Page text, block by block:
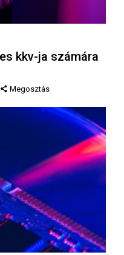
kkv-ja számára
Megosztás